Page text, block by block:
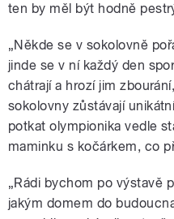
ten by měl být hodně
„Někde se v sokolovně
jinde se v ní každý den
chátrají a hrozí jim
sokolovny zůstávají
potkat olympionika vedle
maminku s kočárkem, co
„Rádi bychom po výstavě
jakým domem do